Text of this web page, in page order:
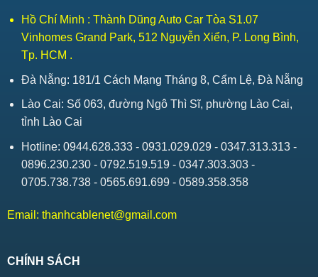
Hồ Chí Minh : Thành Dũng Auto Car Tòa S1.07
Vinhomes Grand Park, 512 Nguyễn Xiển, P. Long Bình,
Tp. HCM .
Đà Nẵng: 181/1 Cách Mạng Tháng 8, Cẩm Lệ, Đà Nẵng
Lào Cai: Số 063, đường Ngô Thì Sĩ, phường Lào Cai,
tỉnh Lào Cai
Hotline: 0944.628.333 - 0931.029.029 - 0347.313.313 -
0896.230.230 - 0792.519.519 - 0347.303.303 -
0705.738.738 - 0565.691.699 - 0589.358.358
Email: thanhcablenet@gmail.com
CHÍNH SÁCH